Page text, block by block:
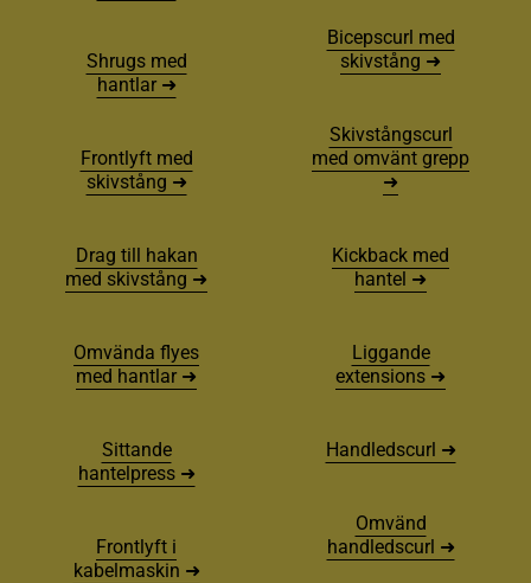
Shrugs med
hantlar ➜
Frontlyft med
skivstång ➜
Drag till hakan
med skivstång ➜
Omvända flyes
med hantlar ➜
Sittande
hantelpress ➜
Frontlyft i
kabelmaskin ➜
Bicepscurl med
skivstång ➜
Skivstångscurl
med omvänt grepp
➜
Kickback med
hantel ➜
Liggande
extensions ➜
Handledscurl ➜
Omvänd
handledscurl ➜